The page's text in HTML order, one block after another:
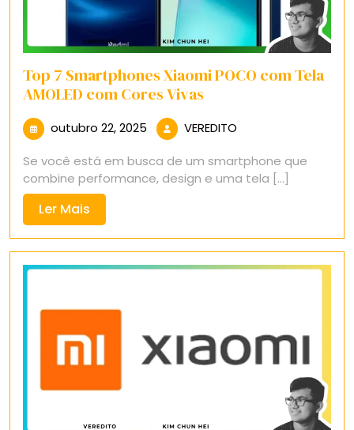
Top 7 Smartphones Xiaomi POCO com Tela
AMOLED com Cores Vivas
outubro 22, 2025 outubro
2025
VEREDITO
Se você está em busca de um smartphone que
combine performance, design e uma tela [...]
Ler Mais
Mais